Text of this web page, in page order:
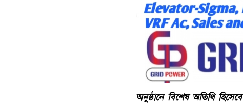
অনুষ্ঠানে বিশেষ অতিথি